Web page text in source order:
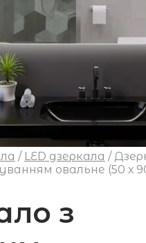
/ LED дзеркала /
овальне (50 х
з